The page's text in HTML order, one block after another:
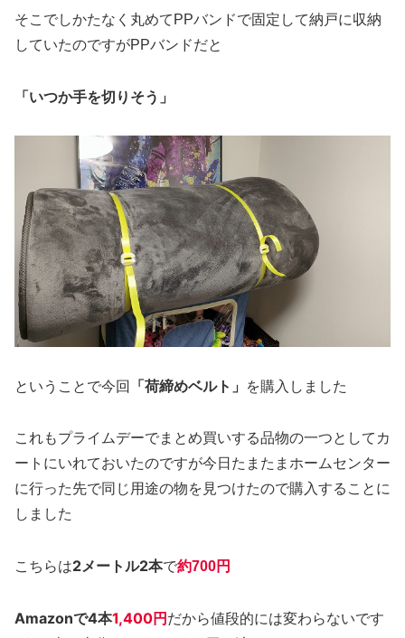
そこでしかたなく丸めてPPバンドで固定して納戸に収納
していたのですがPPバンドだと
「いつか手を切りそう」
ということで今回 「荷締めベルト」 を購入しました
これもプライムデーでまとめ買いする品物の一つとしてカ
ートにいれておいたのですが今日たまたまホームセンター
に行った先で同じ用途の物を見つけたので購入することに
しました
こちらは2メートル2本で約700円
Amazonで4本1,400円だから値段的には変わらないです